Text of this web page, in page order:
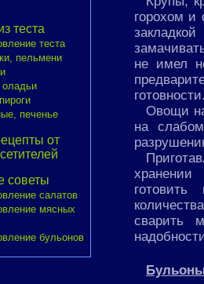
теста
теста
пельмени
печенье
от
советы
салатов
мясных
бульонов
горохом и
не имел
Овощи
на
сварить